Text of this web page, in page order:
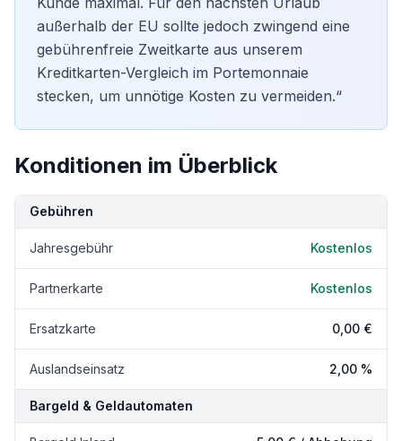
außerhalb der EU sollte jedoch zwingend eine
gebührenfreie Zweitkarte aus unserem
Kreditkarten-Vergleich im Portemonnaie
stecken, um unnötige Kosten zu vermeiden.“
Konditionen im Überblick
Kondition Details
Gebühren
Jahresgebühr Kostenlos
Partnerkarte Kostenlos
Ersatzkarte 0,00 €
Auslandseinsatz 2,00 %
Bargeld & Geldautomaten